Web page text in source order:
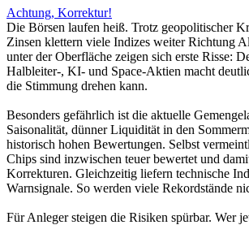
Achtung, Korrektur!
Die Börsen laufen heiß. Trotz geopolitischer
Zinsen klettern viele Indizes weiter Richtung
unter der Oberfläche zeigen sich erste Risse:
Halbleiter-, KI- und Space-Aktien macht
die Stimmung drehen kann.
Besonders gefährlich ist die aktuelle
Saisonalität, dünner Liquidität in den
historisch hohen Bewertungen. Selbst
Chips sind inzwischen teuer bewertet und
Korrekturen. Gleichzeitig liefern technische
Warnsignale. So werden viele Rekordstände
Für Anleger steigen die Risiken spürbar. Wer